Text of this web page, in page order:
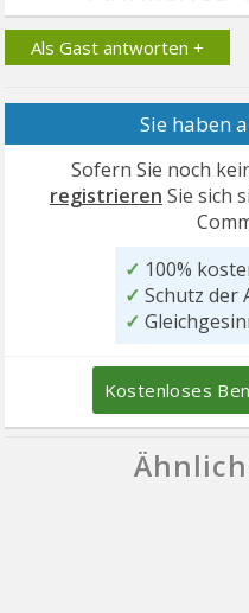
Als Gast antworten +
Sie haben
Sofern Sie noch
registrieren Sie sich
✓ 100%
✓ Schutz der
✓
Kostenloses